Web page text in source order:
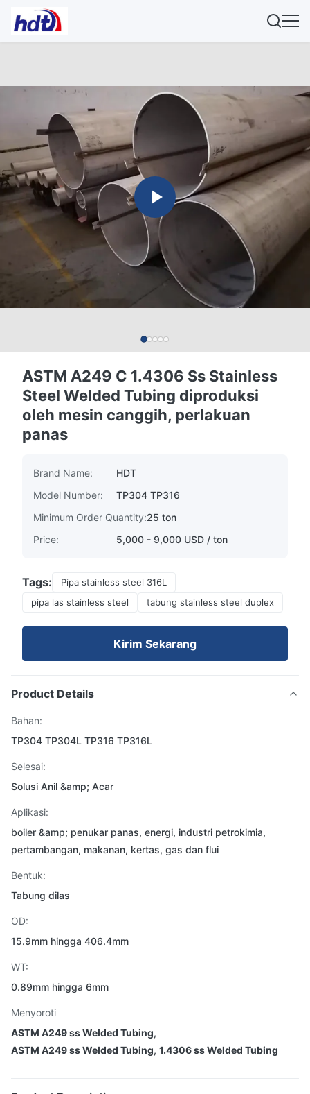
ASTM A249 C 1.4306 Ss Stainless
Steel Welded Tubing diproduksi
oleh mesin canggih, perlakuan
panas
Brand Name:
HDT
Model Number:
TP304 TP316
Minimum Order Quantity:25 ton
Price:
5,000 - 9,000 USD / ton
Tags:
Pipa stainless steel 316L
pipa las stainless steel
tabung stainless steel duplex
Kirim Sekarang
Product Details
Bahan:
TP304 TP304L TP316 TP316L
Selesai:
Solusi Anil &amp; Acar
Aplikasi:
boiler &amp; penukar panas, energi, industri petrokimia,
pertambangan, makanan, kertas, gas dan flui
Bentuk:
Tabung dilas
OD:
15.9mm hingga 406.4mm
WT:
0.89mm hingga 6mm
Menyoroti
ASTM A249 ss Welded Tubing,
ASTM A249 ss Welded Tubing, 1.4306 ss Welded Tubing